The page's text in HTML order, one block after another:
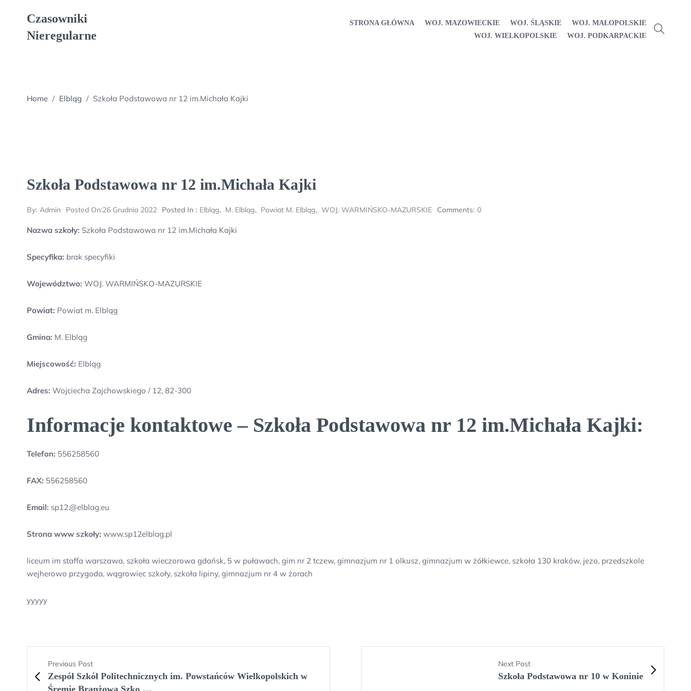
Czasowniki
Nieregularne
STRONA GŁÓWNA WOJ. MAZOWIECKIE WOJ. ŚLĄSKIE
WOJ. MAŁOPOLSKIE
WOJ. WIELKOPOLSKIE
WOJ. PODKARPACKIE
Home / Elbląg / Szkoła Podstawowa nr 12 im.Michała Kajki
Szkoła Podstawowa nr 12 im.Michała Kajki
By: Admin Posted On:26 Grudnia 2022 Posted In : Elbląg, M. Elbląg, Powiat M. Elbląg, WOJ. WARMIŃSKO-MAZURSKIE Comments: 0
Nazwa szkoły: Szkoła Podstawowa nr 12 im.Michała Kajki
Specyfika: brak specyfiki
Województwo: WOJ. WARMIŃSKO-MAZURSKIE
Powiat: Powiat m. Elbląg
Gmina: M. Elbląg
Miejscowość: Elbląg
Adres: Wojciecha Zajchowskiego / 12, 82-300
Informacje kontaktowe – Szkoła Podstawowa nr 12 im.Michała Kajki:
Telefon: 556258560
FAX: 556258560
Email: sp12.@elblag.eu
Strona www szkoły: www.sp12elblag.pl
liceum im staffa warszawa, szkoła wieczorowa gdańsk, 5 w puławach, gim nr 2 tczew, gimnazjum nr 1 olkusz, gimnazjum w żółkiewce, szkoła 130 kraków, jezo, przedszkole
wejherowo przygoda, wągrowiec szkoły, szkoła lipiny, gimnazjum nr 4 w żorach
yyyyy
Previous Post
Zespół Szkół Politechnicznych im. Powstańców Wielkopolskich w
Śremie Branżowa Szko …
Next Post
Szkoła Podstawowa nr 10 w Koninie